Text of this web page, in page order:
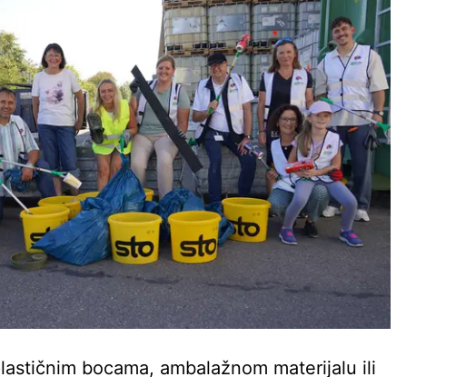
bocama, ambalažnom materijalu ili